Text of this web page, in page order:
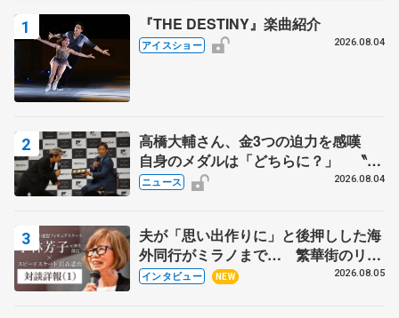
『THE DESTINY』楽曲紹介
アイスショー 2026.08.04
高橋大輔さん、金3つの迫力を感嘆
自身のメダルは「どちらに？」 〝リ
ス兄弟〟オリンピック3連覇の野村忠
ニュース 2026.08.04
夫が「思い出作りに」と後押しした海
外同行がミラノまで… 繁華街のリン
クでは不良のお兄さんも味方に 小林
インタビュー NEW 2026.08.05